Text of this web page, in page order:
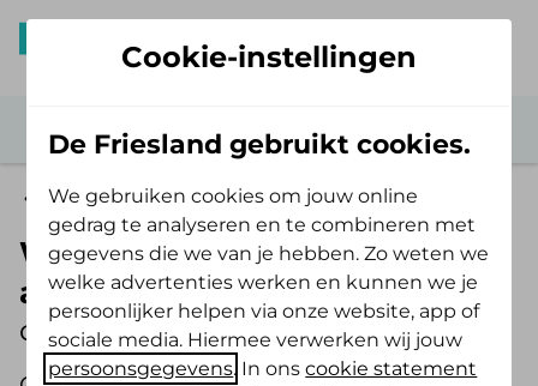
Verzekerdenraad
Werkbezoek Verzekerdenraad
aan wijkcentrum Bilgaard
door Tjalling Sipma
Cookie-instellingen
De Friesland gebruikt cookies.
We gebruiken cookies om jouw online
gedrag te analyseren en te combineren met
gegevens die we van je hebben. Zo weten we
welke advertenties werken en kunnen we je
persoonlijker helpen via onze website, app of
sociale media. Hiermee verwerken wij jouw
persoonsgegevens. In onscookie statement